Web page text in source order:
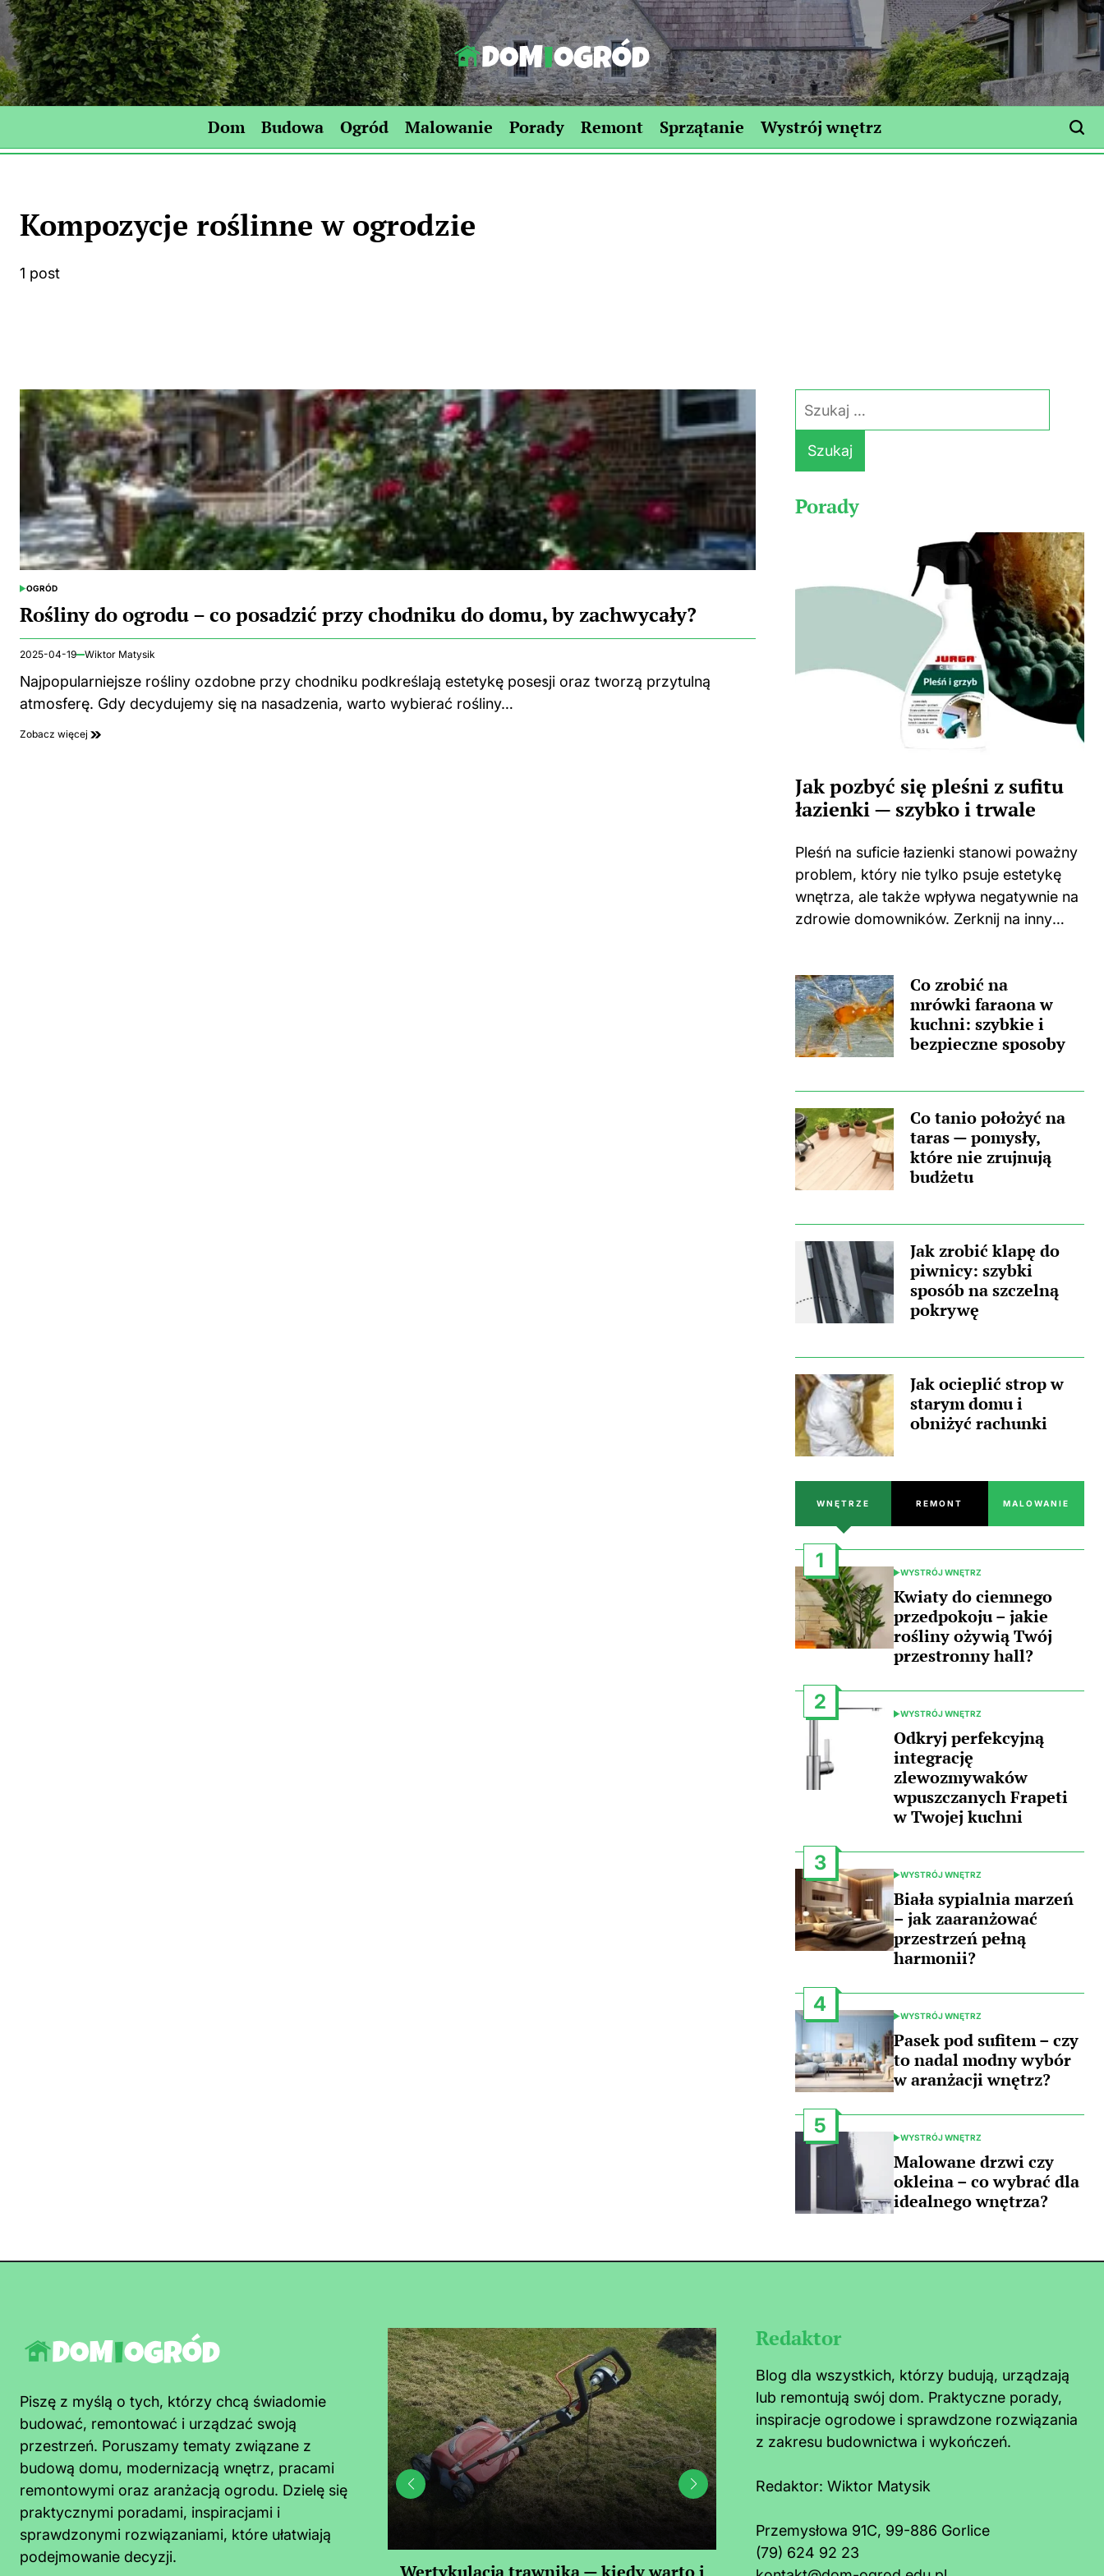
Skip
to
content
Dom-
Ogród.edu.pl
Dom Budowa Ogród Malowanie Porady Remont Sprzątanie Wystrój wnętrz
Kompozycje roślinne w ogrodzie
1 post
POSTED
OGRÓD
Rośliny do ogrodu – co posadzić przy chodniku do domu, by zachwycały?
2025-04-19 Wiktor Matysik
Najpopularniejsze rośliny ozdobne przy chodniku podkreślają estetykę posesji oraz tworzą przytulną
atmosferę. Gdy decydujemy się na nasadzenia, warto wybierać rośliny…
Zobacz więcej
Szukaj:
Porady
Jak pozbyć się pleśni z sufitu
łazienki — szybko i trwale
Pleśń na suficie łazienki stanowi poważny
problem, który nie tylko psuje estetykę
wnętrza, ale także wpływa negatywnie na
zdrowie domowników. Zerknij na inny
ta nieprzyjemna towarzyszka? Główną
przyczyną...
Co zrobić na
mrówki faraona w
kuchni: szybkie i
bezpieczne sposoby
Co tanio położyć na
taras — pomysły,
które nie zrujnują
budżetu
Jak zrobić klapę do
piwnicy: szybki
sposób na szczelną
pokrywę
Jak ocieplić strop w
starym domu i
obniżyć rachunki
WNĘTRZE REMONT MALOWANIE
1
POSTED
IN
WYSTRÓJ WNĘTRZ
Kwiaty do ciemnego
przedpokoju – jakie
rośliny ożywią Twój
przestronny hall?
2
POSTED
IN
WYSTRÓJ WNĘTRZ
Odkryj perfekcyjną
integrację
zlewozmywaków
wpuszczanych Frapeti
w Twojej kuchni
3
POSTED
IN
WYSTRÓJ WNĘTRZ
Biała sypialnia marzeń
– jak zaaranżować
przestrzeń pełną
harmonii?
4
POSTED
IN
WYSTRÓJ WNĘTRZ
Pasek pod sufitem – czy
to nadal modny wybór
w aranżacji wnętrz?
5
POSTED
IN
WYSTRÓJ WNĘTRZ
Malowane drzwi czy
okleina – co wybrać dla
idealnego wnętrza?
Piszę z myślą o tych, którzy chcą świadomie
budować, remontować i urządzać swoją
przestrzeń. Poruszamy tematy związane z
budową domu, modernizacją wnętrz, pracami
remontowymi oraz aranżacją ogrodu. Dzielę się
praktycznymi poradami, inspiracjami i
sprawdzonymi rozwiązaniami, które ułatwiają
podejmowanie decyzji.
Redaktor
Blog dla wszystkich, którzy budują, urządzają
lub remontują swój dom. Praktyczne porady,
inspiracje ogrodowe i sprawdzone rozwiązania
z zakresu budownictwa i wykończeń.
Redaktor: Wiktor Matysik
Przemysłowa 91C, 99-886 Gorlice
(79) 624 92 23